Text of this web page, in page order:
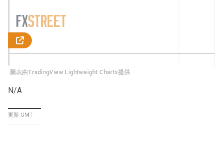
圖表由TradingView Lightweight Charts提供
N/A
更新 GMT